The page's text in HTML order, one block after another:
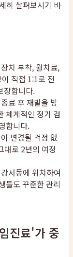
히 살펴보시기 바
치 부착, 월치료,
직접 1:1로 전
장합니다.
료 후 재발을 방
체계적인 정기 검
합니다.
변경될 걱정 없
대로 2년의 여정
서동에 위치하여
들도 꾸준한 관리
진료'가 중